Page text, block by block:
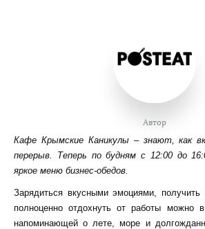
Автор
Кафе Крымские Каникулы – знают, как
перерыв. Теперь по будням с 12:00 до
яркое меню бизнес-обедов.
Зарядиться вкусными эмоциями, получить
полноценно отдохнуть от работы можно
напоминающей о лете, море и